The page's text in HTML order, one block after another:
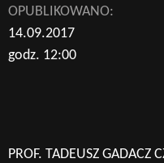
OPUBLIKOWANO:
14.09.2017
godz. 12:00
PROF. TADEUSZ GADACZ